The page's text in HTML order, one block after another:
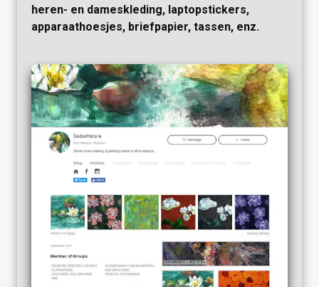
heren- en dameskleding, laptopstickers,
apparaathoesjes, briefpapier, tassen, enz.